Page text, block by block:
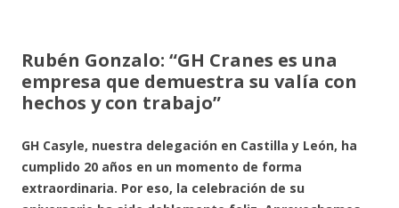
Rubén Gonzalo: “GH Cranes es una
empresa que demuestra su valía con
hechos y con trabajo”
GH Casyle, nuestra delegación en Castilla y León, ha
cumplido 20 años en un momento de forma
extraordinaria. Por eso, la celebración de su